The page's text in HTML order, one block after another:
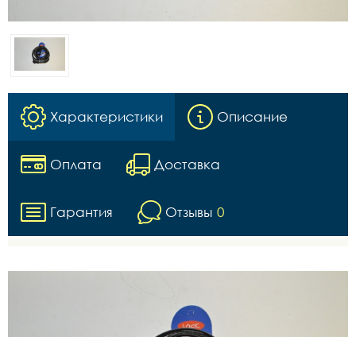
Характеристики Описание
Оплата Доставка
Гарантия Отзывы 0